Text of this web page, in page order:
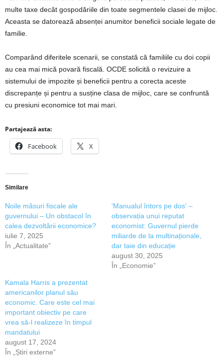
multe taxe decât gospodăriile din toate segmentele clasei de mijloc.
Aceasta se datorează absenței anumitor beneficii sociale legate de
familie.
Comparând diferitele scenarii, se constată că familiile cu doi copii
au cea mai mică povară fiscală. OCDE solicită o revizuire a
sistemului de impozite și beneficii pentru a corecta aceste
discrepanțe și pentru a susține clasa de mijloc, care se confruntă
cu presiuni economice tot mai mari.
Partajează asta:
Facebook X
Similare
Noile măsuri fiscale ale
guvernului – Un obstacol în
calea dezvoltării economice?
iulie 7, 2025
În „Actualitate”
'Manualul întors pe dos' –
observația unui reputat
economist: Guvernul pierde
miliarde de la multinaționale,
dar taie din educație
august 30, 2025
În „Economie”
Kamala Harris a prezentat
americanilor planul său
economic. Care este cel mai
important obiectiv pe care
vrea să-l realizeze în timpul
mandatului
august 17, 2024
În „Știri externe”